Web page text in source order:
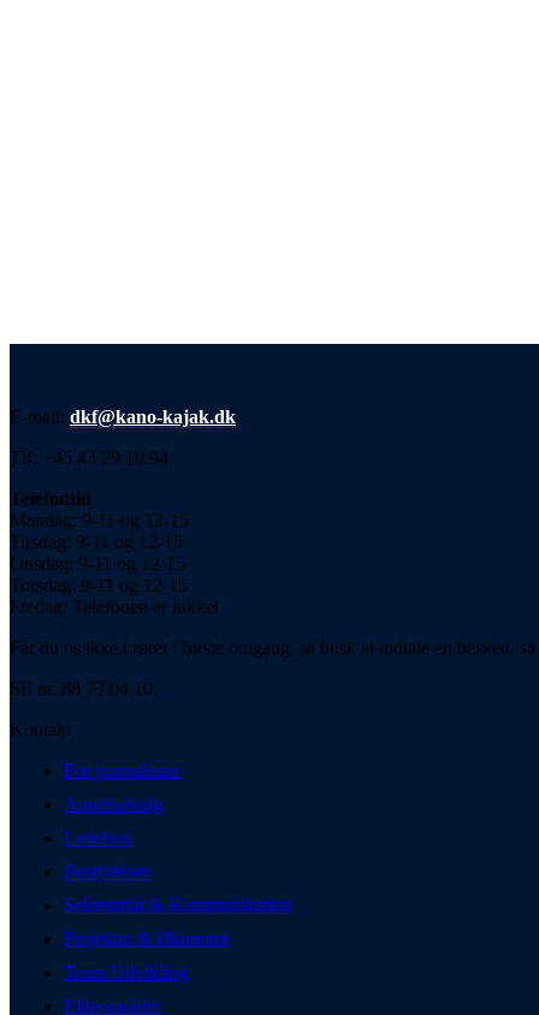
E-mail: dkf@kano-kajak.dk
Tlf: +45 43 29 10 94
Telefontid
Mandag: 9-11 og 12-15
Tirsdag: 9-11 og 12-15
Onsdag: 9-11 og 12-15
Torsdag: 9-11 og 12-15
Fredag: Telefonen er lukket
Får du os ikke i røret i første omgang, så husk at indtale en besked,
SE nr. 88 73 04 10.
Kontakt
For journalister
Appeludvalg
Ledelsen
Bestyrelsen
Sekretariat & Kommunikation
Projekter & Økonomi
Team Udvikling
Eliteområdet